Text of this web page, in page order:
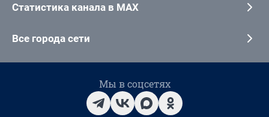
Статистика канала в MAX
Все города сети
Мы в соцсетях